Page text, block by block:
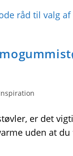
er det
uden at